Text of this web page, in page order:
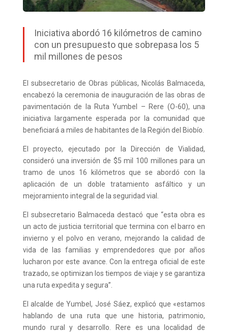
Iniciativa abordó 16 kilómetros de camino
con un presupuesto que sobrepasa los 5
mil millones de pesos
El subsecretario de Obras públicas, Nicolás Balmaceda,
encabezó la ceremonia de inauguración de las obras de
pavimentación de la Ruta Yumbel – Rere (O-60), una
iniciativa largamente esperada por la comunidad que
beneficiará a miles de habitantes de la Región del Biobío.
El proyecto, ejecutado por la Dirección de Vialidad,
consideró una inversión de $5 mil 100 millones para un
tramo de unos 16 kilómetros que se abordó con la
aplicación de un doble tratamiento asfáltico y un
mejoramiento integral de la seguridad vial.
El subsecretario Balmaceda destacó que “esta obra es
un acto de justicia territorial que termina con el barro en
invierno y el polvo en verano, mejorando la calidad de
vida de las familias y emprendedores que por años
lucharon por este avance. Con la entrega oficial de este
trazado, se optimizan los tiempos de viaje y se garantiza
una ruta expedita y segura”.
El alcalde de Yumbel, José Sáez, explicó que «estamos
hablando de una ruta que une historia, patrimonio,
mundo rural y desarrollo. Rere es una localidad de